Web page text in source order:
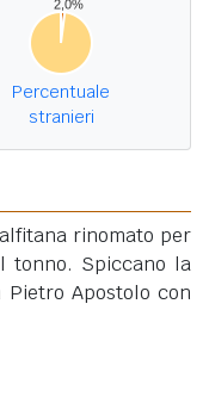
Percentuale
stranieri
rinomato per
tonno. Spiccano la
Apostolo con